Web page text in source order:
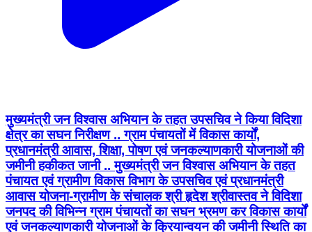
मुख्यमंत्री जन विश्वास अभियान के तहत उपसचिव ने किया विदिशा
क्षेत्र का सघन निरीक्षण .. ग्राम पंचायतों में विकास कार्यों,
प्रधानमंत्री आवास, शिक्षा, पोषण एवं जनकल्याणकारी योजनाओं की
जमीनी हकीकत जानी .. मुख्यमंत्री जन विश्वास अभियान के तहत
पंचायत एवं ग्रामीण विकास विभाग के उपसचिव एवं प्रधानमंत्री
आवास योजना-ग्रामीण के संचालक श्री हृदेश श्रीवास्तव ने विदिशा
जनपद की विभिन्न ग्राम पंचायतों का सघन भ्रमण कर विकास कार्यों
एवं जनकल्याणकारी योजनाओं के क्रियान्वयन की जमीनी स्थिति का